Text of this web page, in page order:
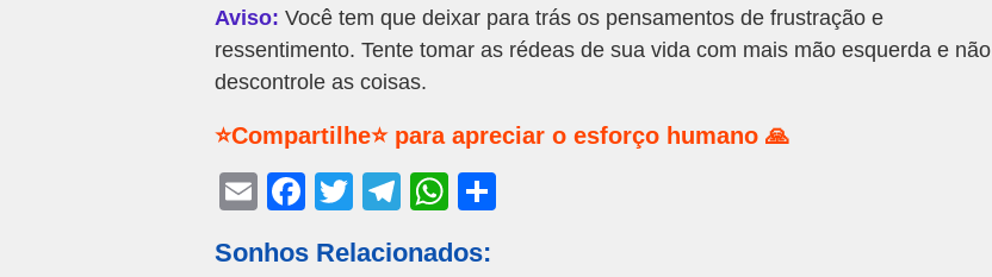
Aviso: Você tem que deixar para trás os pensamentos de frustração e
ressentimento. Tente tomar as rédeas de sua vida com mais mão esquerda e não
descontrole as coisas.
⭐Compartilhe⭐ para apreciar o esforço humano 🙏
E
ail
F
c
T
tt
T
e
W
at
Sonhos Relacionados: